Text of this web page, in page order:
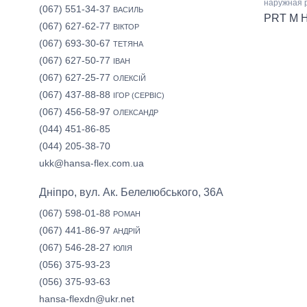
наружная
PRT M
(067) 551-34-37 ВАСИЛЬ
(067) 627-62-77 ВІКТОР
(067) 693-30-67 ТЕТЯНА
(067) 627-50-77 ІВАН
(067) 627-25-77 ОЛЕКСІЙ
(067) 437-88-88 ІГОР (СЕРВІС)
(067) 456-58-97 ОЛЕКСАНДР
(044) 451-86-85
(044) 205-38-70
ukk@hansa-flex.com.ua
Дніпро, вул. Ак. Белелюбського, 36А
(067) 598-01-88 РОМАН
(067) 441-86-97 АНДРІЙ
(067) 546-28-27 ЮЛІЯ
(056) 375-93-23
(056) 375-93-63
hansa-flexdn@ukr.net